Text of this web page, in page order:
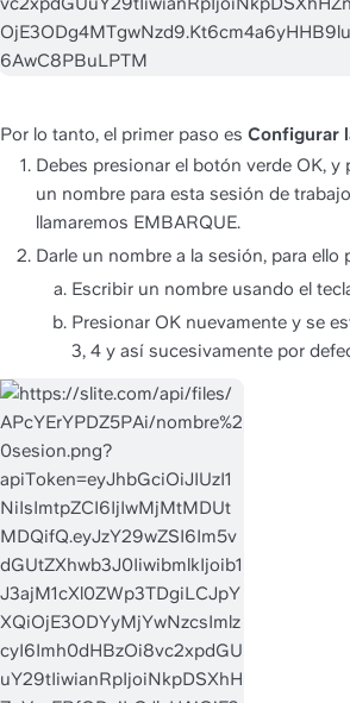
Por lo tanto, el primer paso es Configurar
Debes presionar el botón verde OK, y
un nombre para esta sesión de
llamaremos EMBARQUE.
Darle un nombre a la sesión, para ello
Escribir un nombre usando el
Presionar OK nuevamente y se
3, 4 y así sucesivamente por